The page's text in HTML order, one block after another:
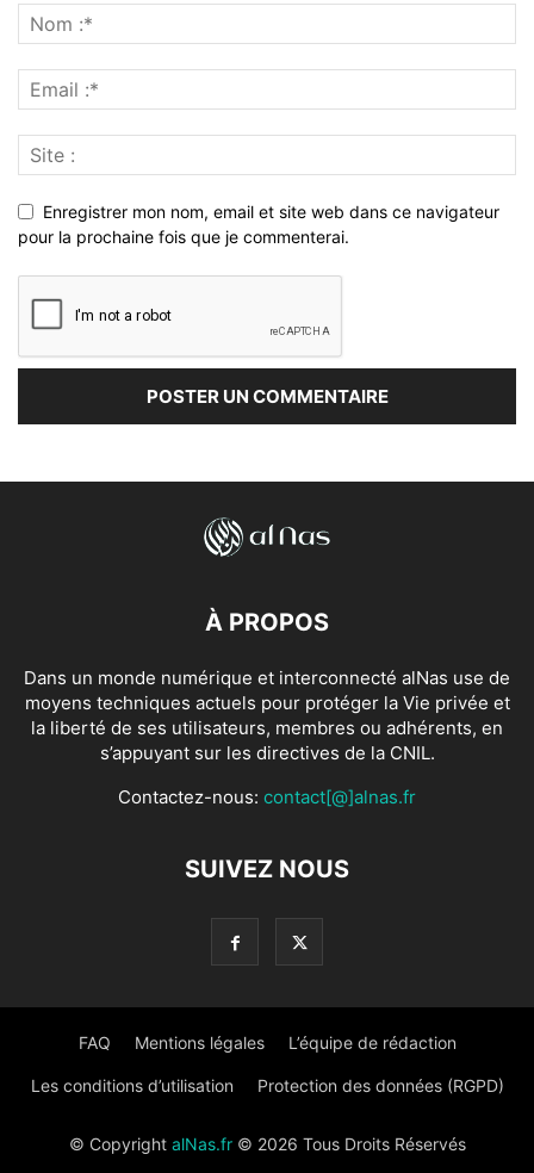
Enregistrer mon nom, email et site web dans ce navigateur
pour la prochaine fois que je commenterai.
À PROPOS
Dans un monde numérique et interconnecté alNas use de
moyens techniques actuels pour protéger la Vie privée et
la liberté de ses utilisateurs, membres ou adhérents, en
s’appuyant sur les directives de la CNIL.
Contactez-nous: contact[@]alnas.fr
SUIVEZ NOUS
FAQ Mentions légales L’équipe de rédaction
Les conditions d’utilisation Protection des données (RGPD)
© Copyright alNas.fr© 2026 Tous Droits Réservés